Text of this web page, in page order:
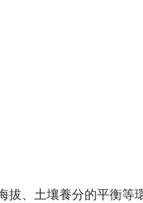
拔、土壤養分的平衡等